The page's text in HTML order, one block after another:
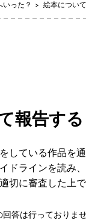
いった？ 絵本につい
報告する
している作品を
ドラインを読み
切に審査した上
答は行っておりませ